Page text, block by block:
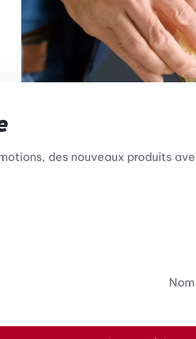
des nouveaux produits